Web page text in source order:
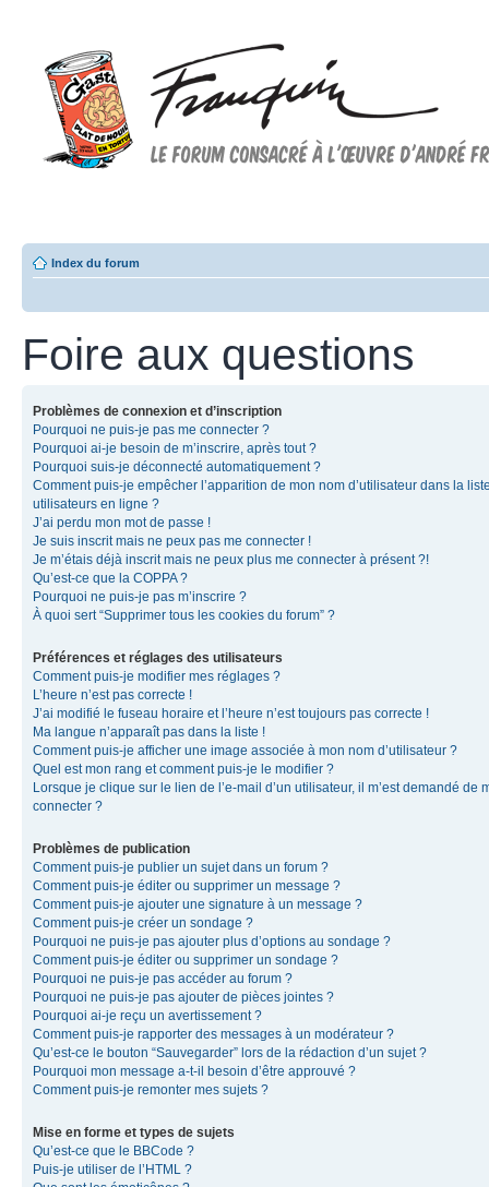
Index du forum
Foire aux questions
Problèmes de connexion et d’inscription
Pourquoi ne puis-je pas me connecter ?
Pourquoi ai-je besoin de m’inscrire, après tout ?
Pourquoi suis-je déconnecté automatiquement ?
Comment puis-je empêcher l’apparition de mon nom d’utilisateur dans la
utilisateurs en ligne ?
J’ai perdu mon mot de passe !
Je suis inscrit mais ne peux pas me connecter !
Je m’étais déjà inscrit mais ne peux plus me connecter à présent ?!
Qu’est-ce que la COPPA ?
Pourquoi ne puis-je pas m’inscrire ?
À quoi sert “Supprimer tous les cookies du forum” ?
Préférences et réglages des utilisateurs
Comment puis-je modifier mes réglages ?
L’heure n’est pas correcte !
J’ai modifié le fuseau horaire et l’heure n’est toujours pas correcte !
Ma langue n’apparaît pas dans la liste !
Comment puis-je afficher une image associée à mon nom d’utilisateur ?
Quel est mon rang et comment puis-je le modifier ?
Lorsque je clique sur le lien de l’e-mail d’un utilisateur, il m’est demandé de
connecter ?
Problèmes de publication
Comment puis-je publier un sujet dans un forum ?
Comment puis-je éditer ou supprimer un message ?
Comment puis-je ajouter une signature à un message ?
Comment puis-je créer un sondage ?
Pourquoi ne puis-je pas ajouter plus d’options au sondage ?
Comment puis-je éditer ou supprimer un sondage ?
Pourquoi ne puis-je pas accéder au forum ?
Pourquoi ne puis-je pas ajouter de pièces jointes ?
Pourquoi ai-je reçu un avertissement ?
Comment puis-je rapporter des messages à un modérateur ?
Qu’est-ce le bouton “Sauvegarder” lors de la rédaction d’un sujet ?
Pourquoi mon message a-t-il besoin d’être approuvé ?
Comment puis-je remonter mes sujets ?
Mise en forme et types de sujets
Qu’est-ce que le BBCode ?
Puis-je utiliser de l’HTML ?